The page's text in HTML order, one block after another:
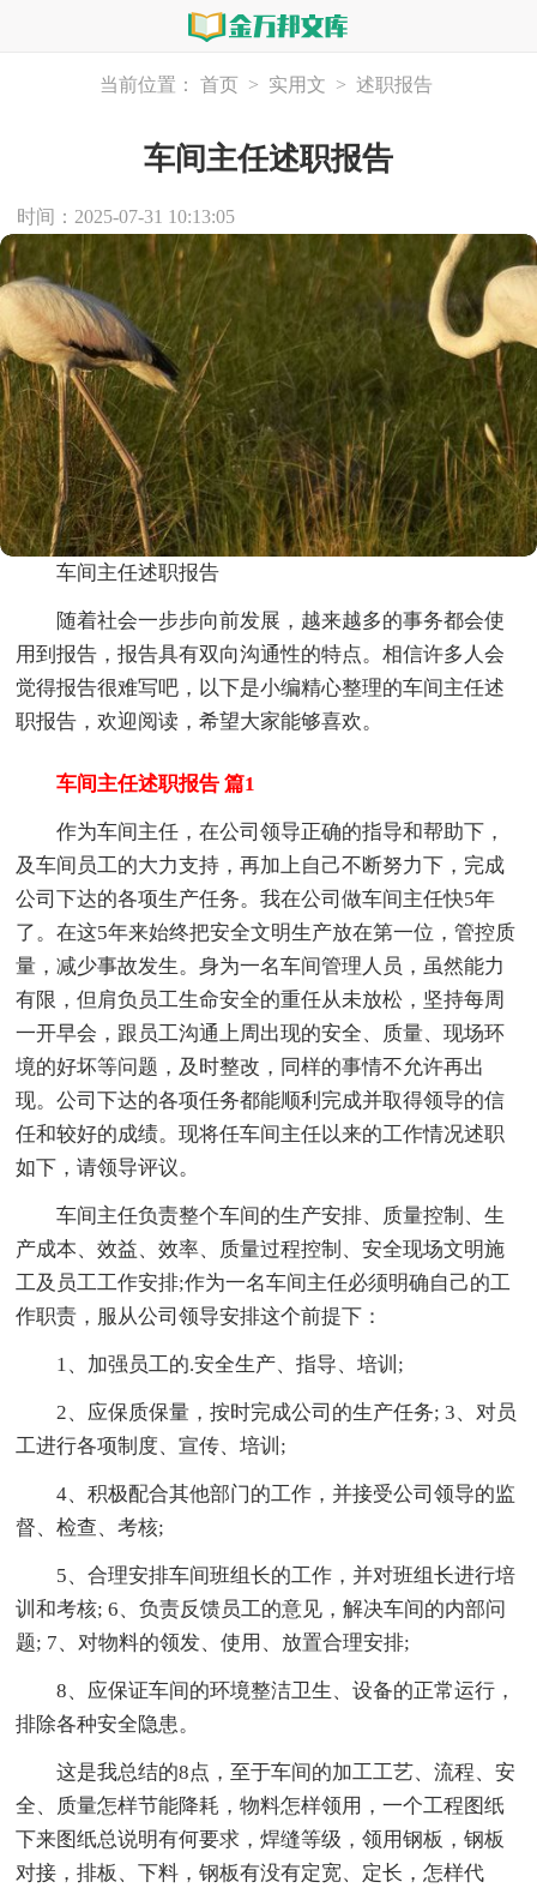
当前位置： 首页 > 实用文 > 述职报告
车间主任述职报告
时间：2025-07-31 10:13:05
车间主任述职报告
随着社会一步步向前发展，越来越多的事务都会使
用到报告，报告具有双向沟通性的特点。相信许多人会
觉得报告很难写吧，以下是小编精心整理的车间主任述
职报告，欢迎阅读，希望大家能够喜欢。
车间主任述职报告 篇1
作为车间主任，在公司领导正确的指导和帮助下，
及车间员工的大力支持，再加上自己不断努力下，完成
公司下达的各项生产任务。我在公司做车间主任快5年
了。在这5年来始终把安全文明生产放在第一位，管控质
量，减少事故发生。身为一名车间管理人员，虽然能力
有限，但肩负员工生命安全的重任从未放松，坚持每周
一开早会，跟员工沟通上周出现的安全、质量、现场环
境的好坏等问题，及时整改，同样的事情不允许再出
现。公司下达的各项任务都能顺利完成并取得领导的信
任和较好的成绩。现将任车间主任以来的工作情况述职
如下，请领导评议。
车间主任负责整个车间的生产安排、质量控制、生
产成本、效益、效率、质量过程控制、安全现场文明施
工及员工工作安排;作为一名车间主任必须明确自己的工
作职责，服从公司领导安排这个前提下：
1、加强员工的.安全生产、指导、培训;
2、应保质保量，按时完成公司的生产任务; 3、对员
工进行各项制度、宣传、培训;
4、积极配合其他部门的工作，并接受公司领导的监
督、检查、考核;
5、合理安排车间班组长的工作，并对班组长进行培
训和考核; 6、负责反馈员工的意见，解决车间的内部问
题; 7、对物料的领发、使用、放置合理安排;
8、应保证车间的环境整洁卫生、设备的正常运行，
排除各种安全隐患。
这是我总结的8点，至于车间的加工工艺、流程、安
全、质量怎样节能降耗，物料怎样领用，一个工程图纸
下来图纸总说明有何要求，焊缝等级，领用钢板，钢板
对接，排板、下料，钢板有没有定宽、定长，怎样代